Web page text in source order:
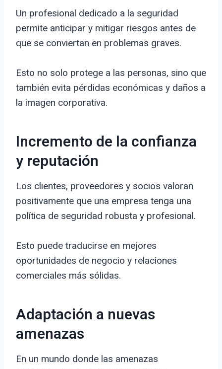
Un profesional dedicado a la seguridad
permite anticipar y mitigar riesgos antes de
que se conviertan en problemas graves.
Esto no solo protege a las personas, sino que
también evita pérdidas económicas y daños a
la imagen corporativa.
Incremento de la confianza
y reputación
Los clientes, proveedores y socios valoran
positivamente que una empresa tenga una
política de seguridad robusta y profesional.
Esto puede traducirse en mejores
oportunidades de negocio y relaciones
comerciales más sólidas.
Adaptación a nuevas
amenazas
En un mundo donde las amenazas